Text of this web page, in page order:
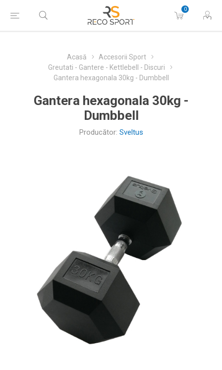
0
Acasă
Accesorii Sport
Greutati - Gantere - Kettlebell - Discuri
Gantera hexagonala 30kg - Dumbbell
Gantera hexagonala 30kg -
Dumbbell
Producător: Sveltus